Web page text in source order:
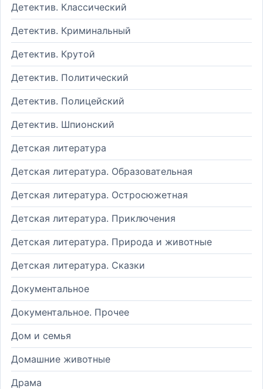
Детектив. Классический
Детектив. Криминальный
Детектив. Крутой
Детектив. Политический
Детектив. Полицейский
Детектив. Шпионский
Детская литература
Детская литература. Образовательная
Детская литература. Остросюжетная
Детская литература. Приключения
Детская литература. Природа и животные
Детская литература. Сказки
Документальное
Документальное. Прочее
Дом и семья
Домашние животные
Драма